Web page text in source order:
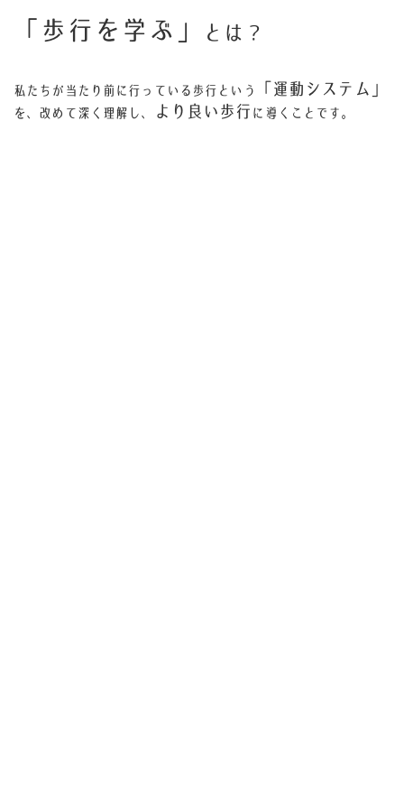
「歩行を学ぶ」 とは？
私たちが当たり前に行っている歩行という 「運動システム」
を、改めて深く理解し、 より良い歩行 に導くことです。